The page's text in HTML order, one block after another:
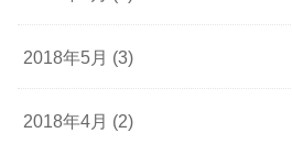
2018年5月 (3)
2018年4月 (2)